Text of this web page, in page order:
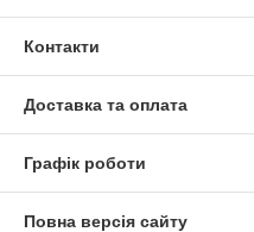
Контакти
Доставка та оплата
Графік роботи
Повна версія сайту